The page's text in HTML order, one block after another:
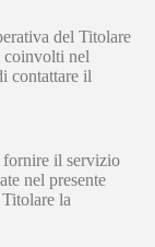
del Titolare
coinvolti nel
contattare il
fornire il servizio
nel presente
la